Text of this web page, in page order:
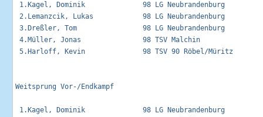
1.Kagel, Dominik              98 LG Neubrandenburg
2.Lemanzcik, Lukas            98 LG Neubrandenburg
3.Dreßler, Tom                98 LG Neubrandenburg
4.Müller, Jonas               98 TSV Malchin
5.Harloff, Kevin              98 TSV 90 Röbel/Müritz
Weitsprung Vor-/Endkampf
1.Kagel, Dominik              98 LG